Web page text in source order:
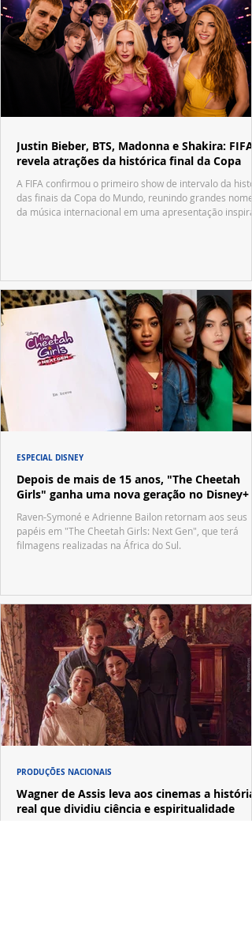
Justin Bieber, BTS, Madonna e Shakira: FIFA
revela atrações da histórica final da Copa
A FIFA confirmou o primeiro show de intervalo da
das finais da Copa do Mundo, reunindo grandes nomes
da música internacional em uma apresentação
Depois de mais de 15 anos, "The Cheetah
Girls" ganha uma nova geração no Disney+
Raven-Symoné e Adrienne Bailon retornam aos seus
papéis em "The Cheetah Girls: Next Gen", que terá
filmagens realizadas na África do Sul.
ESPECIAL DISNEY
Wagner de Assis leva aos cinemas a história
real que dividiu ciência e espiritualidade
PRODUÇÕES NACIONAIS